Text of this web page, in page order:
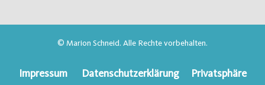
© Marion Schneid. Alle Rechte vorbehalten.
Impressum Datenschutzerklärung Privatsphäre